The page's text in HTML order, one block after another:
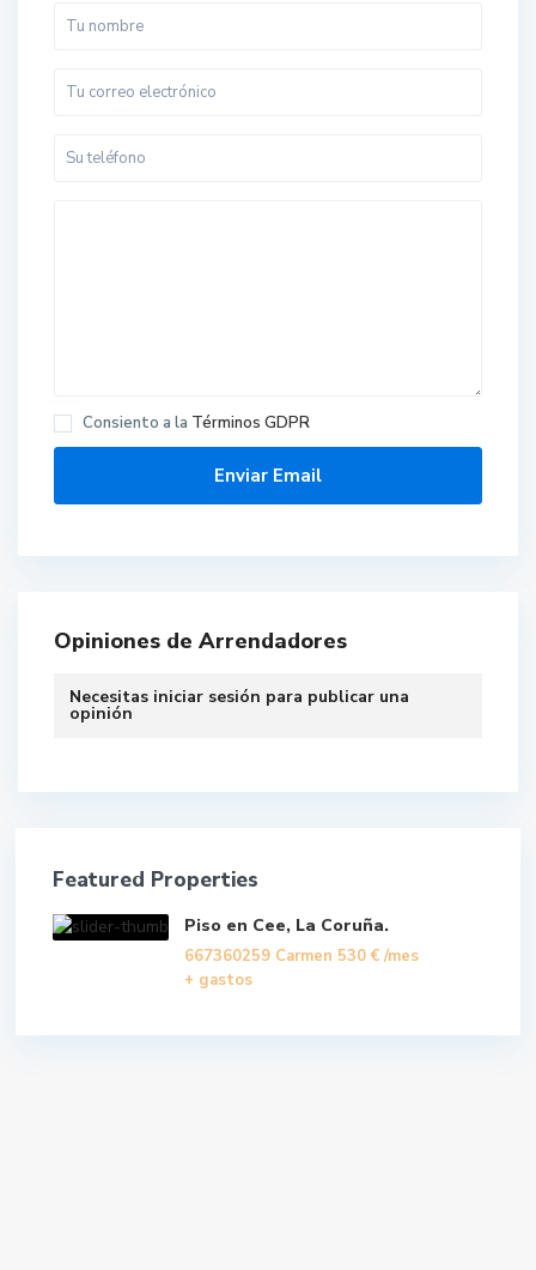
Consiento a la Términos GDPR
Opiniones de Arrendadores
Necesitas iniciar sesión para publicar una
opinión
Featured Properties
Piso en Cee, La Coruña.
667360259 Carmen 530 € /mes
+ gastos